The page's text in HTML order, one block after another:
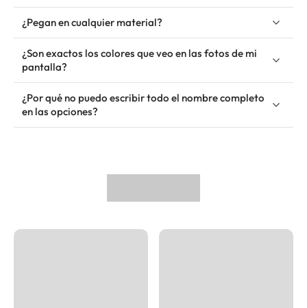
¿Pegan en cualquier material?
¿Son exactos los colores que veo en las fotos de mi
pantalla?
¿Por qué no puedo escribir todo el nombre completo
en las opciones?